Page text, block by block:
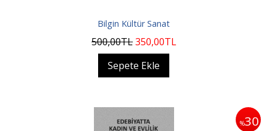
Bilgin Kültür Sanat
500,00TL350,00TL
Sepete Ekle
%30